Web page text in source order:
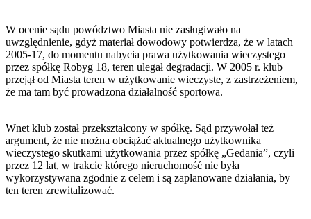
W ocenie sądu powództwo Miasta nie zasługiwało na
uwzględnienie, gdyż materiał dowodowy potwierdza, że w latach
2005-17, do momentu nabycia prawa użytkowania wieczystego
przez spółkę Robyg 18, teren ulegał degradacji. W 2005 r. klub
przejął od Miasta teren w użytkowanie wieczyste, z zastrzeżeniem,
że ma tam być prowadzona działalność sportowa.
Wnet klub został przekształcony w spółkę. Sąd przywołał też
argument, że nie można obciążać aktualnego użytkownika
wieczystego skutkami użytkowania przez spółkę „Gedania”, czyli
przez 12 lat, w trakcie którego nieruchomość nie była
wykorzystywana zgodnie z celem i są zaplanowane działania, by
ten teren zrewitalizować.